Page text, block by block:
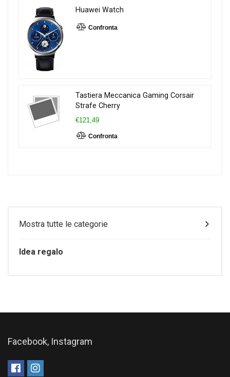
Huawei Watch
Confronta
Tastiera Meccanica Gaming Corsair
Strafe Cherry
€121,49
Confronta
Mostra tutte le categorie
Idea regalo
Facebook, Instagram